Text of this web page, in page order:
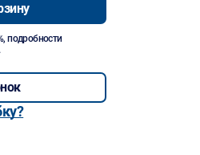
подробности